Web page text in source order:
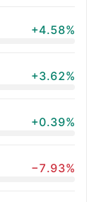
+4.58%
+3.62%
+0.39%
−7.93%